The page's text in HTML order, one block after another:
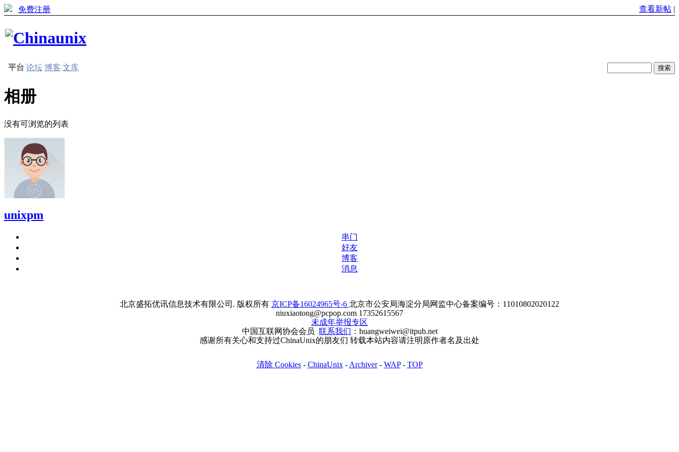
免费注册 查看新帖 |
平台 论坛 博客 文库
相册
没有可浏览的列表
unixpm
串门
好友
博客
消息
北京盛拓优讯信息技术有限公司. 版权所有 京ICP备16024965号-6 北京市公安局海淀分局网监中心备案编号：11010802020122
niuxiaotong@pcpop.com 17352615567
未成年举报专区
中国互联网协会会员 联系我们 ：huangweiwei@itpub.net
感谢所有关心和支持过ChinaUnix的朋友们 转载本站内容请注明原作者名及出处
清除 Cookies- ChinaUnix- Archiver- WAP- TOP